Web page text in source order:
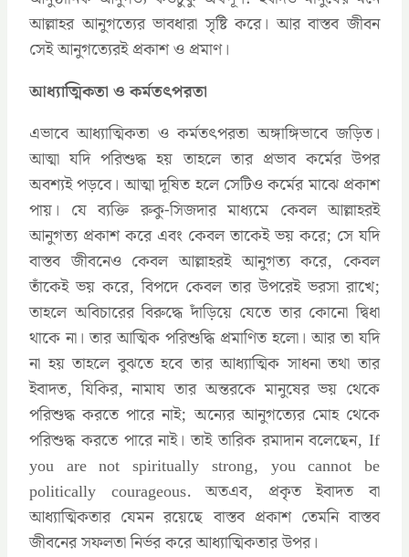
আল্লাহর আনুগত্যের ভাবধারা সৃষ্টি করে। আর বাস্তব জীবন
সেই আনুগত্যেরই প্রকাশ ও প্রমাণ।
আধ্যাত্মিকতা ও কর্মতৎপরতা
এভাবে আধ্যাত্মিকতা ও কর্মতৎপরতা অঙ্গাঙ্গিভাবে জড়িত।
আত্মা যদি পরিশুদ্ধ হয় তাহলে তার প্রভাব কর্মের উপর
অবশ্যই পড়বে। আত্মা দূষিত হলে সেটিও কর্মের মাঝে প্রকাশ
পায়। যে ব্যক্তি রুকু-সিজদার মাধ্যমে কেবল আল্লাহরই
আনুগত্য প্রকাশ করে এবং কেবল তাকেই ভয় করে; সে যদি
বাস্তব জীবনেও কেবল আল্লাহরই আনুগত্য করে, কেবল
তাঁকেই ভয় করে, বিপদে কেবল তার উপরেই ভরসা রাখে;
তাহলে অবিচারের বিরুদ্ধে দাঁড়িয়ে যেতে তার কোনো দ্বিধা
থাকে না। তার আত্মিক পরিশুদ্ধি প্রমাণিত হলো। আর তা যদি
না হয় তাহলে বুঝতে হবে তার আধ্যাত্মিক সাধনা তথা তার
ইবাদত, যিকির, নামায তার অন্তরকে মানুষের ভয় থেকে
পরিশুদ্ধ করতে পারে নাই; অন্যের আনুগত্যের মোহ থেকে
পরিশুদ্ধ করতে পারে নাই। তাই তারিক রমাদান বলেছেন, If
you are not spiritually strong, you cannot be
politically courageous. অতএব, প্রকৃত ইবাদত বা
আধ্যাত্মিকতার যেমন রয়েছে বাস্তব প্রকাশ তেমনি বাস্তব
জীবনের সফলতা নির্ভর করে আধ্যাত্মিকতার উপর।